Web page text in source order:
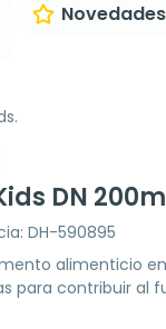
Novedades
DN
DH-590895
alimenticio
para contribuir al